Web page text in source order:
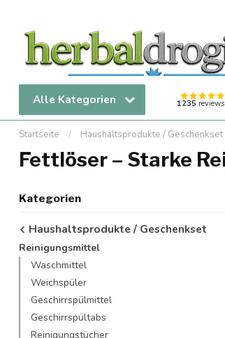
Alle Kategorien 1235 reviews
Startseite / Haushaltsprodukte / Geschenkset
Fettlöser – Starke
Kategorien
Haushaltsprodukte / Geschenkset
Reinigungsmittel
Waschmittel
Weichspüler
Geschirrspülmittel
Geschirrspültabs
Reinigungstücher